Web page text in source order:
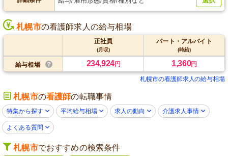
札幌市の看護師求人の給与相場
正社員
(月収)
パート・アルバイト
(時給)
給与相場 234,924円 1,360円
札幌市の看護師求人の給与相場
札幌市の看護師の転職事情
特集から探す 平均給与相場 求人の動向 介護求人事情
よくある質問
札幌市でおすすめの検索条件